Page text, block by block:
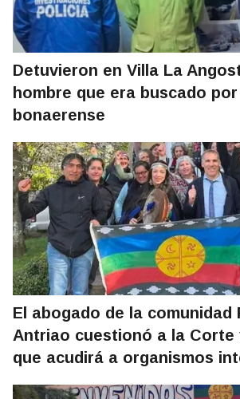
Detuvieron en Villa La
hombre que era buscado
bonaerense
El abogado de la comunidad
Antriao cuestionó a la Corte
que acudirá a organismos